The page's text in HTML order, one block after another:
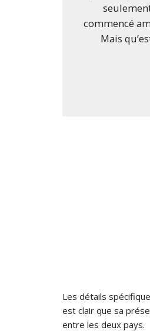
commencé
Mais
Les détails
est clair que sa
entre les deux pays.